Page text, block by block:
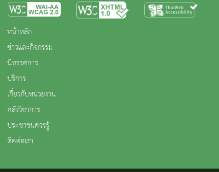
หน้าหลัก
ข่าวและกิจกรรม
นิทรรศการ
บริการ
เกี่ยวกับหน่วยงาน
คลังวิชาการ
ประชาชนควรรู้
ติดต่อเรา